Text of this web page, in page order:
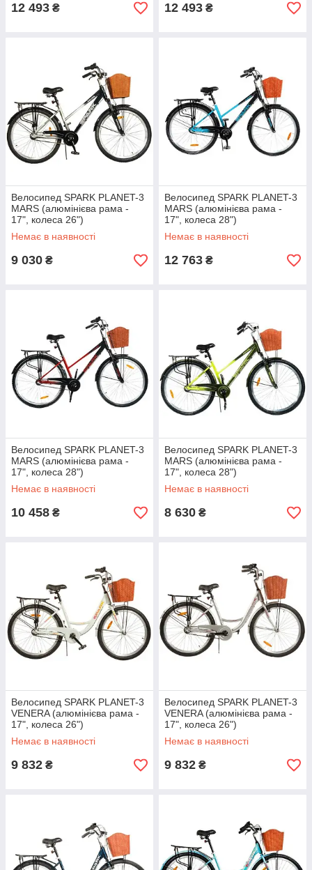
12 493 ₴ 12 493 ₴
Велосипед SPARK PLANET-3
MARS (алюмінієва рама -
17", колеса 26")
Немає в наявності
9 030 ₴
Велосипед SPARK PLANET-3
MARS (алюмінієва рама -
17", колеса 28")
Немає в наявності
12 763 ₴
Велосипед SPARK PLANET-3
MARS (алюмінієва рама -
17", колеса 28")
Немає в наявності
10 458 ₴
Велосипед SPARK PLANET-3
MARS (алюмінієва рама -
17", колеса 28")
Немає в наявності
8 630 ₴
Велосипед SPARK PLANET-3
VENERA (алюмінієва рама -
17", колеса 26")
Немає в наявності
9 832 ₴
Велосипед SPARK PLANET-3
VENERA (алюмінієва рама -
17", колеса 26")
Немає в наявності
9 832 ₴